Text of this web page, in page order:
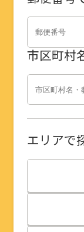
市区町村
エリアで